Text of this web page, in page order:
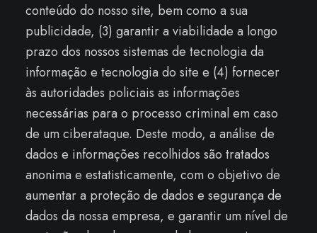
conteúdo do nosso site, bem como a sua
publicidade, (3) garantir a viabilidade a longo
prazo dos nossos sistemas de tecnologia da
informação e tecnologia do site e (4) fornecer
às autoridades policiais as informações
necessárias para o processo criminal em caso
de um ciberataque. Deste modo, a análise de
dados e informações recolhidos são tratados
anonima e estatisticamente, com o objetivo de
aumentar a proteção de dados e segurança de
dados da nossa empresa, e garantir um nível de